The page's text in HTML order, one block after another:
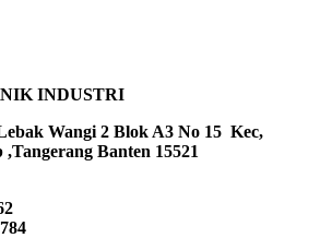
INDUSTRI
Wangi 2 Blok A3 No 15 Kec,
Banten 15521